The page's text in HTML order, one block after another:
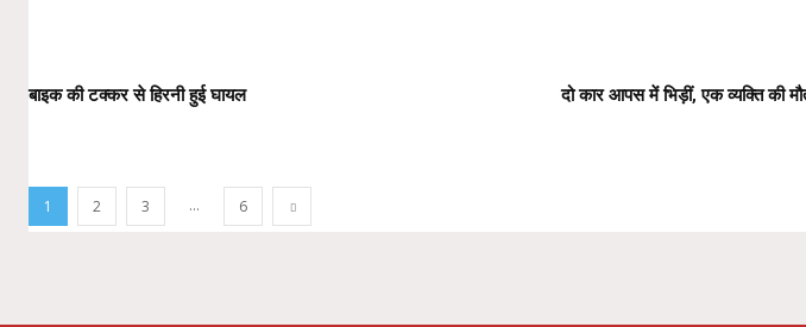
बाइक की टक्कर से हिरनी हुई घायल दो कार आपस में भिड़ीं, एक व्यक्ति की
1 2 3 ... 6